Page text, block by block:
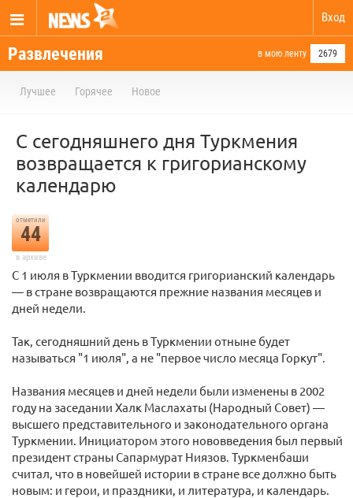
Вход
Развлечения в мою ленту 2679
Лучшее Горячее Новое
С сегодняшнего дня Туркмения
возвращается к григорианскому
календарю
отметили
44
в архиве
С 1 июля в Туркмении вводится григорианский календарь
— в стране возвращаются прежние названия месяцев и
дней недели.
Так, сегодняшний день в Туркмении отныне будет
называться "1 июля", а не "первое число месяца Горкут".
Названия месяцев и дней недели были изменены в 2002
году на заседании Халк Маслахаты (Народный Совет) —
высшего представительного и законодательного органа
Туркмении. Инициатором этого нововведения был первый
президент страны Сапармурат Ниязов. Туркменбаши
считал, что в новейшей истории в стране все должно быть
новым: и герои, и праздники, и литература, и календарь.